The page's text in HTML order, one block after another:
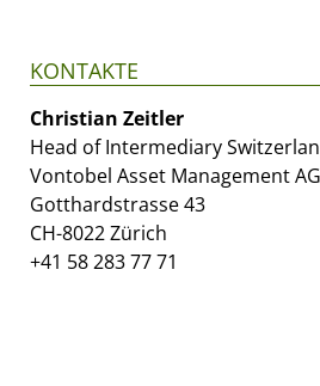
KONTAKTE
Christian Zeitler
Head of Intermediary
Vontobel Asset Management AG
Gotthardstrasse 43
CH-8022 Zürich
+41 58 283 77 71